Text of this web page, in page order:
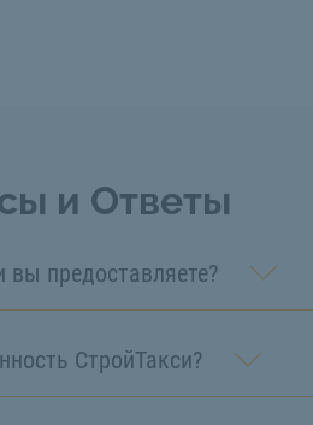
и Ответы
вы предоставляете?
СтройТакси?